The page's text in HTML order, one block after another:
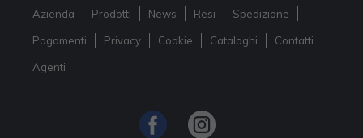
Azienda Prodotti News Resi Spedizione
Pagamenti Privacy Cookie Cataloghi Contatti
Agenti